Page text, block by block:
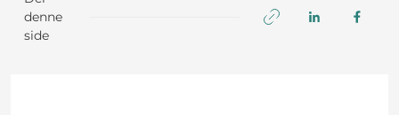
denne
side